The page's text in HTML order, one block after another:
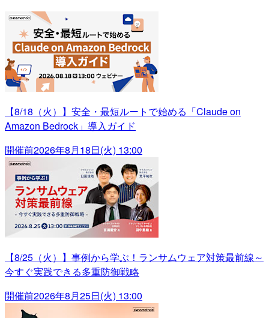
【8/18（火）】安全・最短ルートで始める「Claude on
Amazon Bedrock」導入ガイド
開催前2026年8月18日(火) 13:00
【8/25（火）】事例から学ぶ！ランサムウェア対策最前線～
今すぐ実践できる多重防御戦略
開催前2026年8月25日(火) 13:00